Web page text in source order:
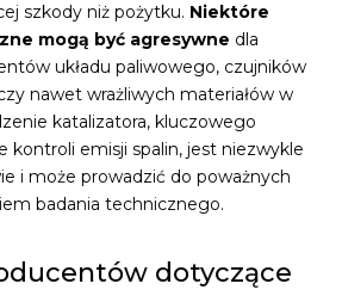
szkody niż pożytku. Niektóre
mogą być agresywne dla
układu paliwowego, czujników
nawet wrażliwych materiałów w
katalizatora, kluczowego
kontroli emisji spalin, jest niezwykle
i może prowadzić do poważnych
badania technicznego.
dotyczące